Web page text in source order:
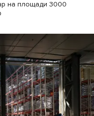
на площади 3000